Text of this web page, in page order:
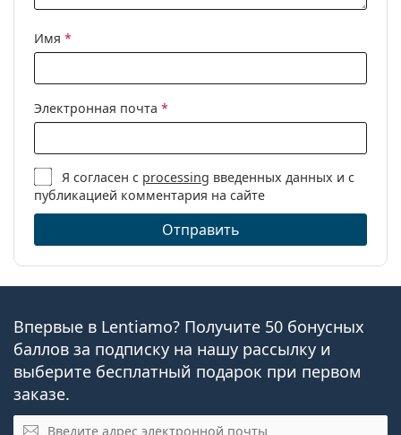
Имя *
Электронная почта *
Я согласен с processing введенных данных и с
публикацией комментария на сайте
Отправить
Впервые в Lentiamo? Получите 50 бонусных
баллов за подписку на нашу рассылку и
выберите бесплатный подарок при первом
заказе.
Эл. почта